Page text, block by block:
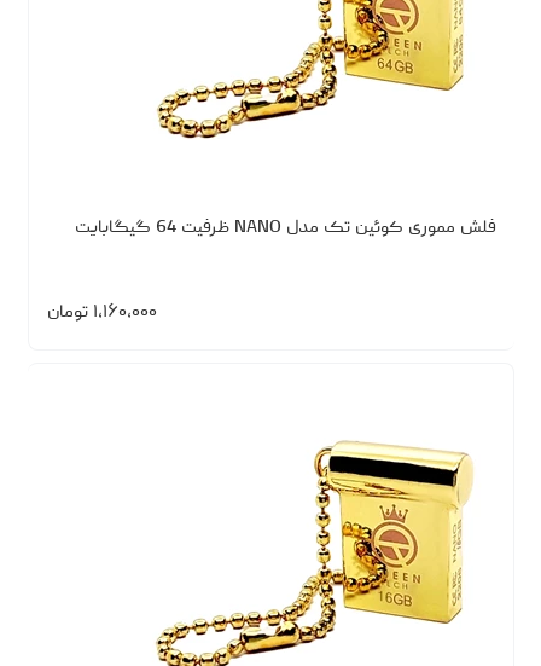
فلش مموری کوئین تک مدل NANO ظرفیت 64 گیگابایت
۱،۱۶۰،۰۰۰ تومان